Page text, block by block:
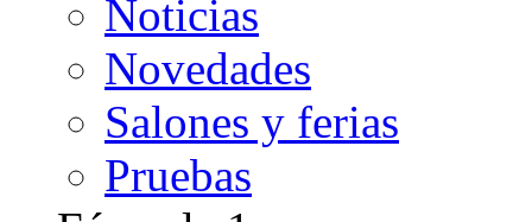
Noticias
Novedades
Salones y ferias
Pruebas